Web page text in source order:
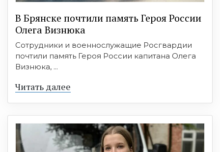
В Брянске почтили память Героя России
Олега Визнюка
Сотрудники и военнослужащие Росгвардии
почтили память Героя России капитана Олега
Визнюка, ...
Читать далее